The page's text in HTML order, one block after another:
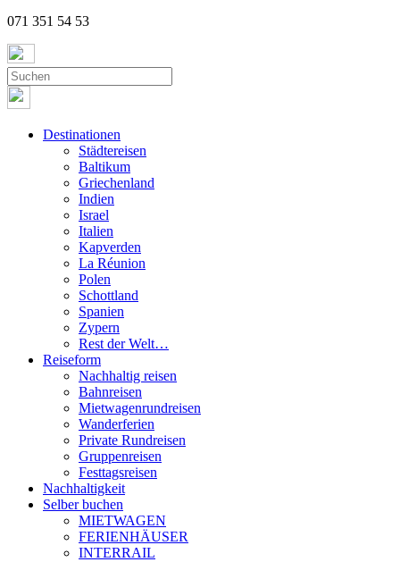
071 351 54 53
Destinationen
Städtereisen
Baltikum
Griechenland
Indien
Israel
Italien
Kapverden
La Réunion
Polen
Schottland
Spanien
Zypern
Rest der Welt…
Reiseform
Nachhaltig reisen
Bahnreisen
Mietwagenrundreisen
Wanderferien
Private Rundreisen
Gruppenreisen
Festtagsreisen
Nachhaltigkeit
Selber buchen
MIETWAGEN
FERIENHÄUSER
INTERRAIL